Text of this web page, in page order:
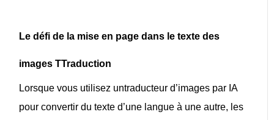
Le défi de la mise en page dans le texte des
images TTraduction
Lorsque vous utilisez untraducteur d’images par IA
pour convertir du texte d’une langue à une autre, les